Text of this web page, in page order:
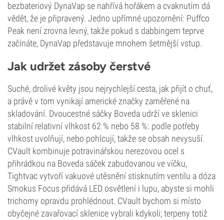
bezbateriový DynaVap se nahřívá hořákem a cvaknutím dá
vědět, že je připravený. Jedno upřímné upozornění: Puffco
Peak není zrovna levný, takže pokud s dabbingem teprve
začínáte, DynaVap představuje mnohem šetrnější vstup.
Jak udržet zásoby čerstvé
Suché, drolivé květy jsou nejrychlejší cesta, jak přijít o chuť,
a právě v tom vynikají americké značky zaměřené na
skladování. Dvoucestné sáčky Boveda udrží ve sklenici
stabilní relativní vlhkost 62 % nebo 58 %: podle potřeby
vlhkost uvolňují, nebo pohlcují, takže se obsah nevysuší.
CVault kombinuje potravinářskou nerezovou ocel s
přihrádkou na Boveda sáček zabudovanou ve víčku,
Tightvac vytvoří vakuové utěsnění stisknutím ventilu a dóza
Smokus Focus přidává LED osvětlení i lupu, abyste si mohli
trichomy opravdu prohlédnout. CVault bychom si místo
obyčejné zavařovací sklenice vybrali kdykoli; terpeny totiž